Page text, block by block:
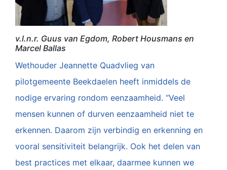
v.l.n.r. Guus van Egdom, Robert Housmans en
Marcel Ballas
Wethouder Jeannette Quadvlieg van
pilotgemeente Beekdaelen heeft inmiddels de
nodige ervaring rondom eenzaamheid. “Veel
mensen kunnen of durven eenzaamheid niet te
erkennen. Daarom zijn verbindig en erkenning en
vooral sensitiviteit belangrijk. Ook het delen van
best practices met elkaar, daarmee kunnen we